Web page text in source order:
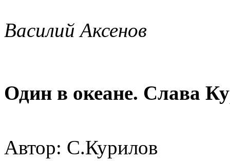
Василий Аксенов
Один в океане. Слава
Автор: С.Курилов